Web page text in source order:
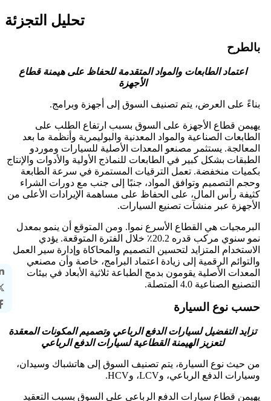
تحليل التجزئة
بالطرح
اعتماد الطابعات والمواد المتقدمة للحفاظ على هيمنة قطاع
الأجهزة
بناءً على العرض، يتم تصنيف السوق إلى أجهزة وبرامج.
يهيمن قطاع الأجهزة على السوق بسبب ارتفاع الطلب على
الطابعات الصناعية والمواد المعدنية والبوليمرية وأنظمة ما بعد
المعالجة. يستثمر مصنعو المعدات الأصلية للسيارات وموردو
الطبقات بشكل كبير في الطابعات للنماذج الأولية والأدوات والإنتاج
بكميات منخفضة. تعمل الترقيات المستمرة في سرعة الطابعة
وحجم التصميم وتوافق المواد، جنبًا إلى جنب مع دورات الشراء
كثيفة رأس المال، على الحفاظ على مساهمة الإيرادات الأعلى من
الأجهزة عبر منشآت تصنيع السيارات.
البرمجيات هي القطاع الأسرع نموا. ومن المتوقع أن ينمو بمعدل
نمو سنوي مركب قدره 20.2٪ خلال الفترة المتوقعة. يؤدي
الاستخدام المتزايد لتحسين التصميم والمحاكاة وإدارة سير العمل
والتوائم الرقمية إلى زيادة اعتماد البرامج، خاصة وأن مصنعي
المعدات الأصلية يقومون بدمج الطباعة ثلاثية الأبعاد في بيئات
التصنيع الصناعية 4.0 المتصلة.
حسب نوع السيارة
تزايد التفضيل لسيارات الدفع الرباعي وتصميم المكونات المعقدة
لتعزيز الهيمنة القطاعية لسيارات الدفع الرباعي
من حيث نوع السيارة، يتم تصنيف السوق إلى هاتشباك وسيدان،
وسيارات الدفع الرباعي، وLCV، وHCV.
يهيمن قطاع سيارات الدفع الرباعي على السوق بسبب التعقيد